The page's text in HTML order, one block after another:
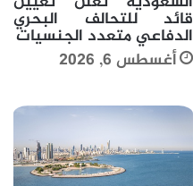
قائد للتحالف البحري
الدفاعي متعدد الجنسيات
أغسطس 6, 2026